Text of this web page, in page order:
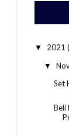
▼ 2021
▼
Set
Beli